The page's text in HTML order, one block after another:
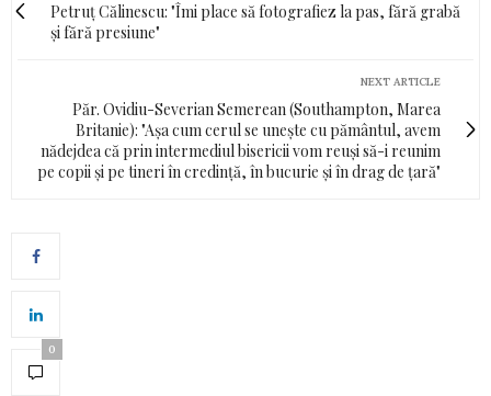
Petruț Călinescu: "Îmi place să fotografiez la pas, fără grabă
și fără presiune"
NEXT ARTICLE
Păr. Ovidiu-Severian Semerean (Southampton, Marea
Britanie): "Așa cum cerul se unește cu pământul, avem
nădejdea că prin intermediul bisericii vom reuși să-i reunim
pe copii și pe tineri în credință, în bucurie și în drag de țară"
0